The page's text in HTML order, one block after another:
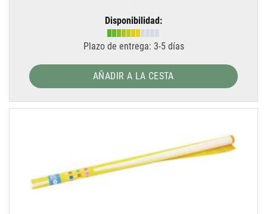
Disponibilidad:
Plazo de entrega: 3-5 días
AÑADIR A LA CESTA